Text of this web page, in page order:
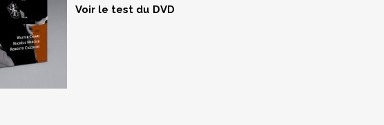
Voir le test du DVD